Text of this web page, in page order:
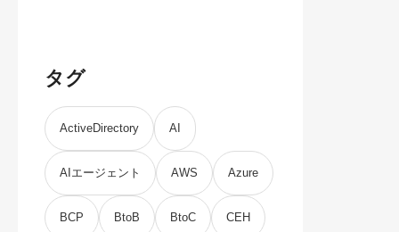
タグ
ActiveDirectory AI
AIエージェント AWS Azure
BCP BtoB BtoC CEH